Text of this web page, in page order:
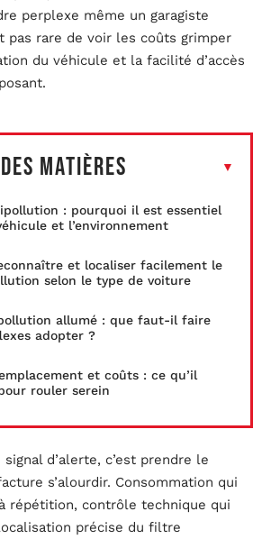
perplexe même un garagiste
pas rare de voir les coûts grimper
du véhicule et la facilité d’accès
matières
: pourquoi il est essentiel
et l’environnement
et localiser facilement le
selon le type de voiture
allumé : que faut-il faire
adopter ?
et coûts : ce qu’il
rouler serein
d’alerte, c’est prendre le
s’alourdir. Consommation qui
répétition, contrôle technique qui
précise du filtre